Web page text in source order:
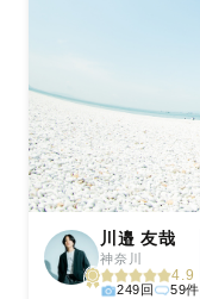
川邉 友哉
神奈川
4.9
249回 59件